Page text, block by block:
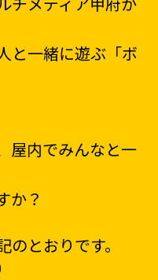
と一緒に遊ぶ「ボ
屋内でみんなと一
か？
とおりです。